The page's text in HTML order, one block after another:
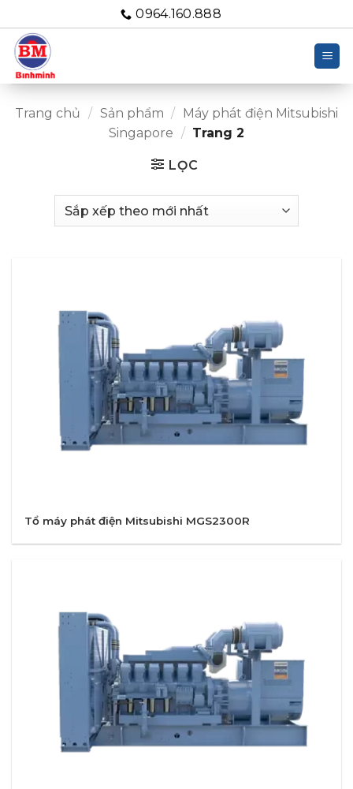
qua
nội
dung
0964.160.888
Trang chủ / Sản phẩm / Máy phát điện Mitsubishi
Singapore / Trang 2
LỌC
Tổ máy phát điện Mitsubishi MGS2300R